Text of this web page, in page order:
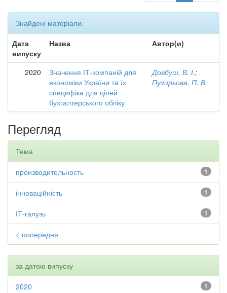
Знайдені матеріали:
Дата
випуску
Назва Автор(и)
2020
Значення ІТ-компаній для
економіки України та їх
специфіка для цілей
бухгалтерського обліку
Довбуш, В. І.;
Пузирьова, П. В.
Перегляд
Тема
1
производительность
1
інноваційність
1
ІТ-галузь
< попередня
за датою випуску
1
2020